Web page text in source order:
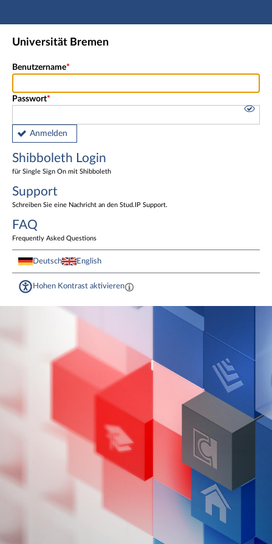
Hauptnavigation
Shibboleth Login
Universität Bremen
Benutzername
Passwort
Anmelden
Shibboleth Login
für Single Sign On mit Shibboleth
Support
Schreiben Sie eine Nachricht an den Stud.IP Support.
FAQ
Frequently Asked Questions
Deutsch English
Hohen Kontrast aktivieren